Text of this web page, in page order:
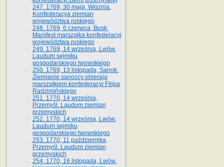
247. 1769, 30 maja, Wisznia.
Konfederacya ziemian
województwa ruskiego
248. 1769, 6 czerwca, Busk.
Manifest marszałka konfederacyi
województwa ruskiego
249. 1769, 14 września, Lwów.
Laudum sejmiku
gospodarskiego lwowskiego
250. 1769, 13 listopada, Sanok.
Ziemianie sanoccy obierają
marszałkiem konfederacyi Filipa
Radzimińskiego
251. 1770, 14 września,
Przemyśl. Laudum ziemian
przemyskich
252. 1770, 14 września, Lwów.
Laudum sejmiku
gospodarskiego lwowskiego
253. 1770, 11 października,
Przemyśl. Laudum ziemian
przemyskich
254. 1770, 16 listopada, Lwów.